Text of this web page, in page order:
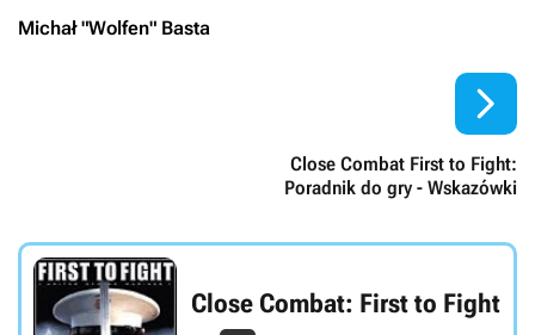
Michał "Wolfen" Basta
Close Combat First to Fight:
Poradnik do gry - Wskazówki

Close Combat: First to Fight